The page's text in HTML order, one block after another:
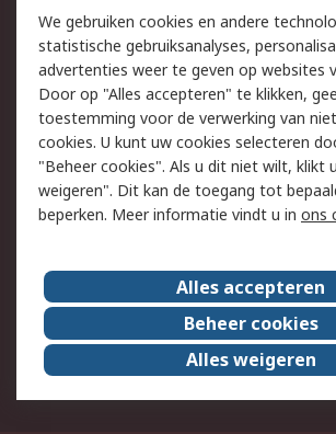
Track & Trace
Wettelijk
Cookiebeleid
Email
Privacybeleid
Algemene
verkoopvoorwaarden
Over RS
RS Group
Over ons
RS wereldwijd
Werken
ESG
We gebruiken cookies en andere
statistische gebruiksanalyses,
advertenties weer te geven op websites
Door op "Alles accepteren" te klikken,
toestemming voor de verwerking van
cookies. U kunt uw cookies selecteren
"Beheer cookies". Als u dit niet wilt, klikt
weigeren". Dit kan de toegang tot
beperken. Meer informatie vindt u in ons
Alles accepteren
Beheer cookies
Alles weigeren